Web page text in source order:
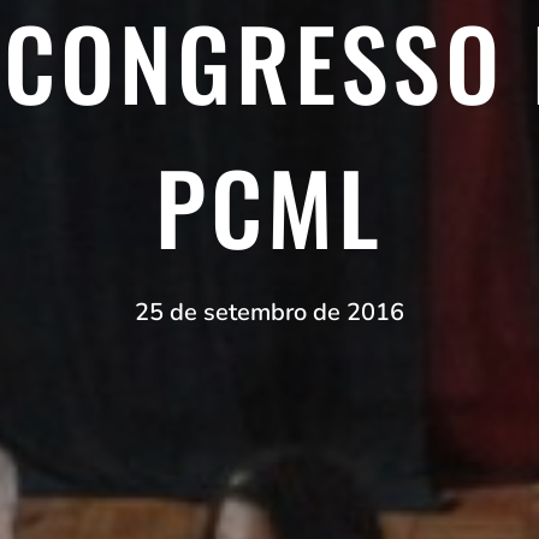
PCML
25 de setembro de 2016